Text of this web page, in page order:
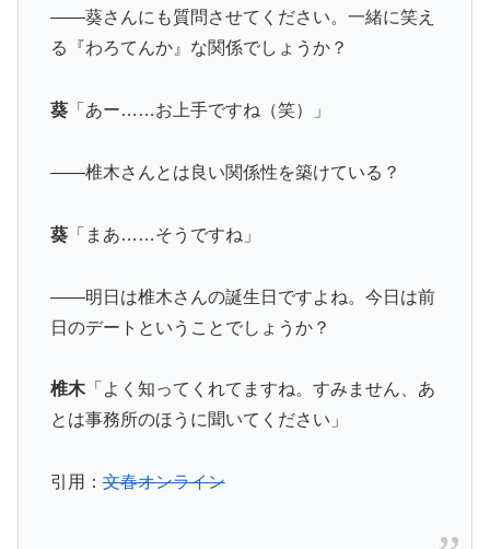
――葵さんにも質問させてください。一緒に笑え
る『わろてんか』な関係でしょうか？
葵「あー……お上手ですね（笑）」
――椎木さんとは良い関係性を築けている？
葵「まあ……そうですね」
――明日は椎木さんの誕生日ですよね。今日は前
日のデートということでしょうか？
椎木「よく知ってくれてますね。すみません、あ
とは事務所のほうに聞いてください」
引用：文春オンライン